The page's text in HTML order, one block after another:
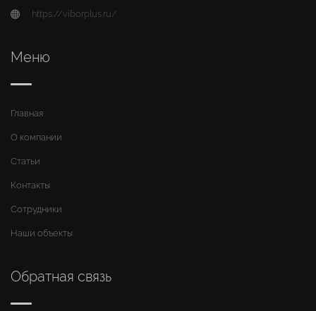
https://viborplus.ru/
Меню
Главная
О компании
Статьи
Контакты
Сотрудники
Наши объекты
Обратная связь